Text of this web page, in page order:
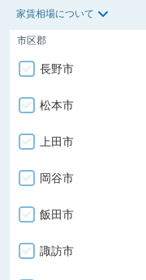
家賃相場について
市区郡
長野市
松本市
上田市
岡谷市
飯田市
諏訪市